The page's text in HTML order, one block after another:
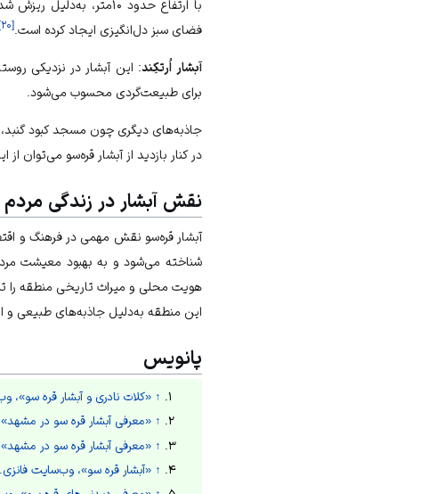
با ارتفاع حدود ۱۰متر،
فضای سبز دل‌انگیزی ایجاد کرده است. [۲۰
آبشار اُرتکِند: این آبشار در نزدیکی
برای طبیعت‌گردی محسوب می‌شود.
جاذبه‌های دیگری چون مسجد کبود گنبد
در کنار بازدید از آبشار قره‌سو می‌توان
نقش آبشار در زندگی
آبشار قره‌سو نقش مهمی در فرهنگ و
شناخته می‌شود و به بهبود معیشت
هویت محلی و میراث تاریخی منطقه را
این منطقه به‌دلیل جاذبه‌های طبیعی و
پانویس
↑ «کلات نادری و آبشار قره سو»،
↑ «معرفی آبشار قره سو در
↑ «معرفی آبشار قره سو در
↑ «آبشار قره سو»، وب‌سایت فانزی.